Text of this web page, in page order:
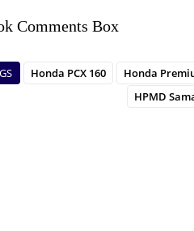
Comments Box
Honda PCX 160
Honda
HPMD